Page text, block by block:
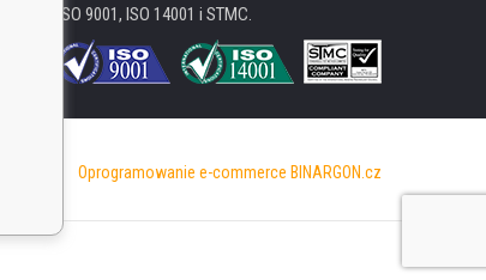
ISO 9001, ISO 14001 i STMC.
Oprogramowanie e-commerce BINARGON.cz